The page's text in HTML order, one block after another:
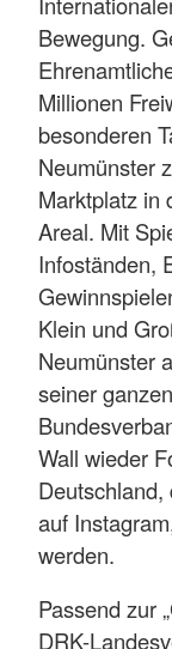
Bewegung.
Millionen
besonderen
Neumünster
Marktplatz in
Areal. Mit
Infoständen,
Klein und
Neumünster
seiner
Wall wieder
auf
werden.
Passend zur
DRK-